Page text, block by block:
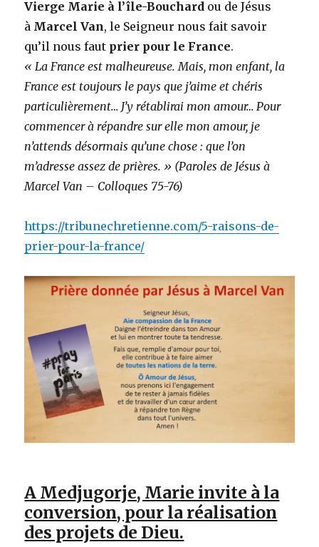
Vierge Marie à l’île-Bouchard ou de Jésus
à Marcel Van, le Seigneur nous fait savoir
qu’il nous faut prier pour le France.
« La France est malheureuse. Mais, mon enfant, la
France est toujours le pays que j’aime et chéris
particulièrement… J’y rétablirai mon amour… Pour
commencer à répandre sur elle mon amour, je
n’attends désormais qu’une chose : que l’on
m’adresse assez de prières. » (Paroles de Jésus à
Marcel Van – Colloques 75-76)
https://tribunechretienne.com/5-raisons-de-
prier-pour-la-france/
A Medjugorje, Marie invite à la
conversion, pour la réalisation
des projets de Dieu.